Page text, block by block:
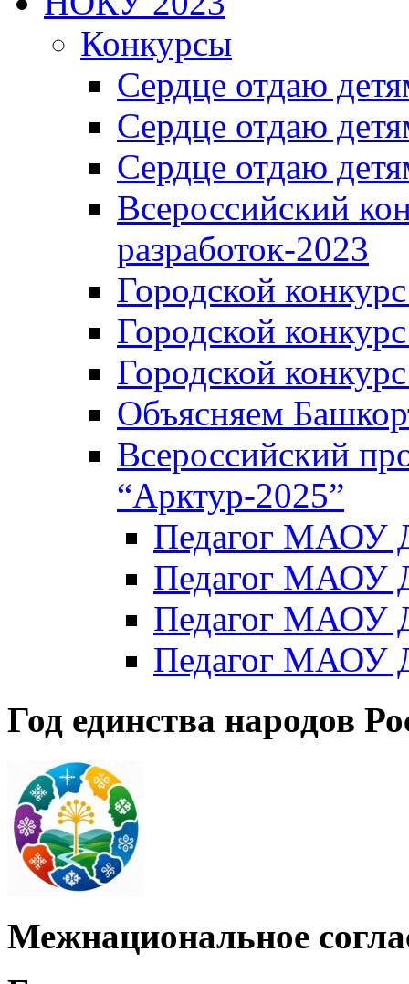
Конкурсы
Сердце отдаю
Сердце отдаю
Сердце отдаю
Всероссийский
разработок-2023
Городской
Городской
Городской
Объясняем
Всероссийский
“Арктур-2025”
Педагог МАОУ
Педагог МАОУ
Педагог МАОУ
Педагог МАОУ
Год единства народов
Межнациональное